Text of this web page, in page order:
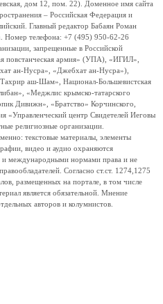
дом 12, пом. 22). Доменное имя сайта
– Российская Федерация и
Главный редактор Бабаян Роман
Номер телефона: +7 (495) 950-62-26
запрещенные в Российской
повстанческая армия» (УПА), «ИГИЛ»,
ан-Нусра», «Джебхат ан-Нусра»),
аш-Шам», Национал-Большевистская
«Меджлис крымско-татарского
Дивижн», «Братство» Корчинского,
«Управленческий центр Свидетелей Иеговы
религиозные организации.
текстовые материалы, элементы
видео и аудио охраняются
и международными нормами права и не
Согласно ст.ст. 1274,1275
размещенных на портале, в том числе
является обязательной. Мнение
авторов и колумнистов.